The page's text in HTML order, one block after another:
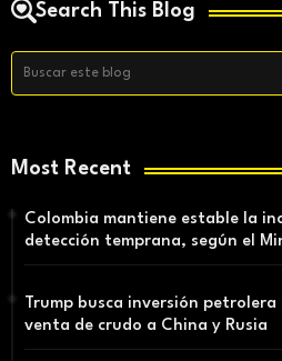
Search This Blog
Most Recent
Colombia mantiene estable la
detección temprana, según el
Trump busca inversión
venta de crudo a China y Rusia